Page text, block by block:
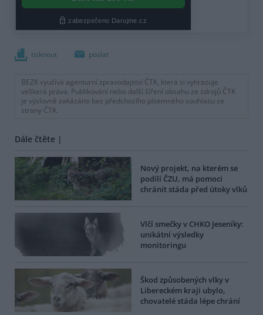
tisknout poslat
BEZK využívá agenturní zpravodajství ČTK, která si vyhrazuje
veškerá práva. Publikování nebo další šíření obsahu ze zdrojů ČTK
je výslovně zakázáno bez předchozího písemného souhlasu ze
strany ČTK.
Dále čtěte |
Nový projekt, na kterém se
podílí ČZU, má pomoci
chránit stáda před útoky vlků
Vlčí smečky v CHKO Jeseníky:
unikátní výsledky
monitoringu
Škod způsobených vlky v
Libereckém kraji ubylo,
chovatelé stáda lépe chrání